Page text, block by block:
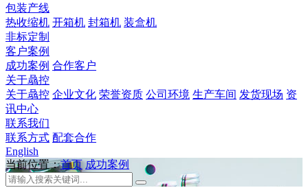
包装产线
热收缩机 开箱机 封箱机 装盒机
非标定制
客户案例
成功案例 合作客户
关于骉控
关于骉控 企业文化 荣誉资质 公司环境 生产车间 发货现场 资
讯中心
联系我们
联系方式 配套合作
English
当前位置：首页 成功案例